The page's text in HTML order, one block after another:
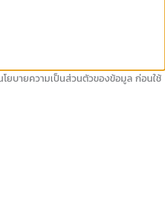
ยบายความเป็นส่วนตัวของข้อมูล ก่อนใช้